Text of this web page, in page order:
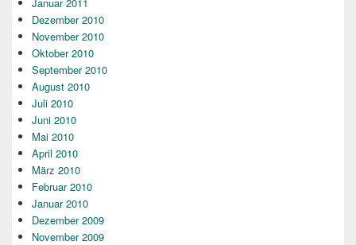
Dezember 2010
November 2010
Oktober 2010
September 2010
August 2010
Juli 2010
Juni 2010
Mai 2010
April 2010
März 2010
Februar 2010
Januar 2010
Dezember 2009
November 2009